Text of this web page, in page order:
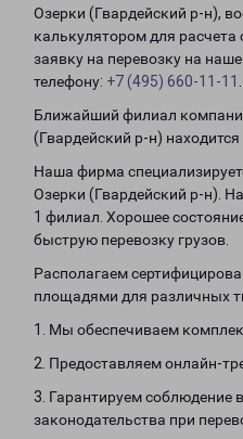
Озерки (Гвардейский р-н),
калькулятором для расчета
заявку на перевозку на
телефону: +7 (495) 660-11-11
Ближайший филиал
(Гвардейский р-н) находится
Наша фирма
Озерки (Гвардейский р-н).
1 филиал. Хорошее
быструю перевозку грузов.
Располагаем
площадями для различных
1. Мы обеспечиваем
2. Предоставляем онлайн-
3. Гарантируем соблюдение
законодательства при